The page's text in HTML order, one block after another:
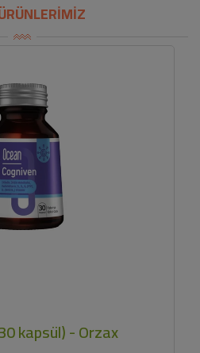
kapsül) - Orzax